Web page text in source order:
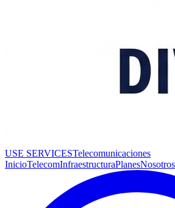
USE SERVICESTelecomunicaciones
InicioTelecomInfraestructuraPlanesNosotros